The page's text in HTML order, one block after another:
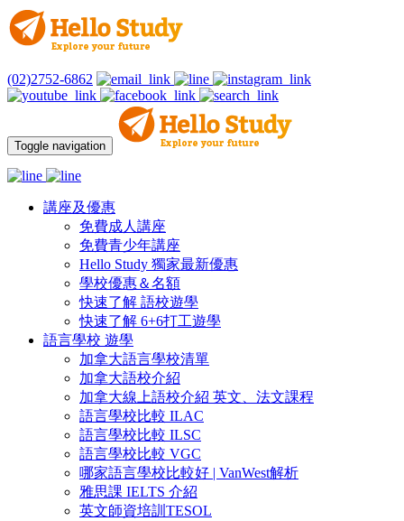
(02)2752-6862
Toggle navigation
講座及優惠
免費成人講座
免費青少年講座
Hello Study 獨家最新優惠
學校優惠＆名額
快速了解 語校遊學
快速了解 6+6打工遊學
語言學校 遊學
加拿大語言學校清單
加拿大語校介紹
加拿大線上語校介紹 英文、法文課程
語言學校比較 ILAC
語言學校比較 ILSC
語言學校比較 VGC
哪家語言學校比較好 | VanWest解析
雅思課 IELTS 介紹
英文師資培訓TESOL